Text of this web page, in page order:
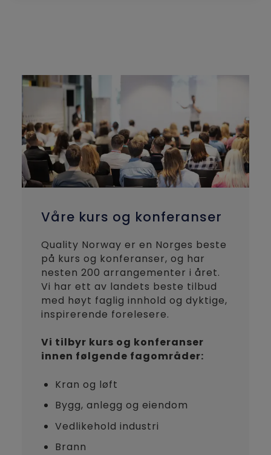
Våre kurs og konferanser
Quality Norway er en Norges beste
på kurs og konferanser, og har
nesten 200 arrangementer i året.
Vi har ett av landets beste tilbud
med høyt faglig innhold og dyktige,
inspirerende forelesere.
Vi tilbyr kurs og konferanser
innen følgende fagområder:
Kran og løft
Bygg, anlegg og eiendom
Vedlikehold industri
Brann